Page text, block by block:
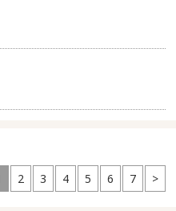
2 3 4 5 6 7 >